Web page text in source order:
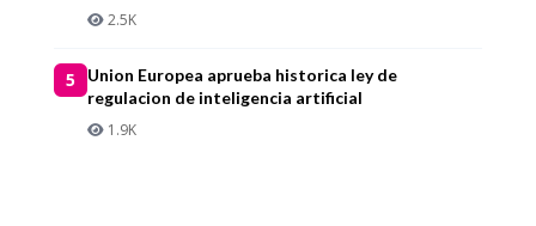
2.5K
5
Union Europea aprueba historica ley de
regulacion de inteligencia artificial
1.9K